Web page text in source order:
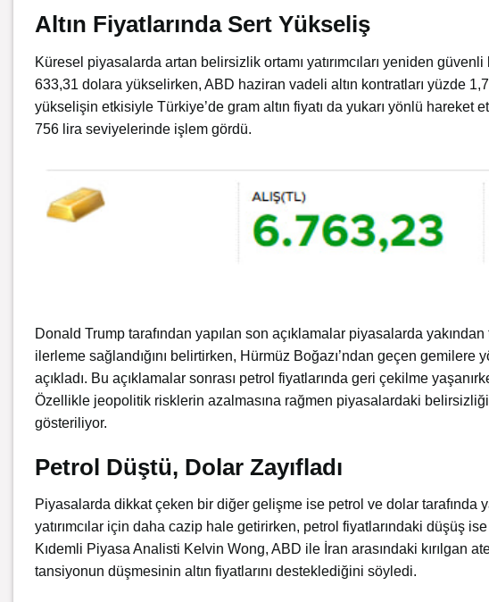
Altın Fiyatlarında Sert Yükseliş
Küresel piyasalarda artan belirsizlik ortamı yatırımcıları yeniden
633,31 dolara yükselirken, ABD haziran vadeli altın kontratları yüzde
yükselişin etkisiyle Türkiye’de gram altın fiyatı da yukarı yönlü hareket
756 lira seviyelerinde işlem gördü.
Donald Trump tarafından yapılan son açıklamalar piyasalarda
ilerleme sağlandığını belirtirken, Hürmüz Boğazı’ndan geçen
açıkladı. Bu açıklamalar sonrası petrol fiyatlarında geri çekilme
Özellikle jeopolitik risklerin azalmasına rağmen piyasalardaki
gösteriliyor.
Petrol Düştü, Dolar Zayıfladı
Piyasalarda dikkat çeken bir diğer gelişme ise petrol ve dolar tarafında
yatırımcılar için daha cazip hale getirirken, petrol fiyatlarındaki düşüş
Kıdemli Piyasa Analisti Kelvin Wong, ABD ile İran arasındaki kırılgan
tansiyonun düşmesinin altın fiyatlarını desteklediğini söyledi.